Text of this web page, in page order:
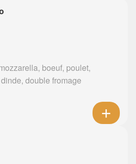
boeuf, poulet,
double fromage